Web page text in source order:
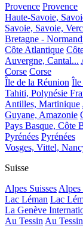
Provence Provence
Haute-Savoie,
Savoie, Savoie,
Bretagne -
Côte Atlantique
Auvergne, Cantal...
Corse Corse
Île de la Réunion Île
Tahiti, Polynésie
Antilles, Martinique
Guyane, Amazonie
Pays Basque, Côte
Pyrénées Pyrénées
Vosges, Vittel,
Suisse
Alpes Suisses Alpes
Lac Léman Lac
La Genève
Au Tessin Au Tessin